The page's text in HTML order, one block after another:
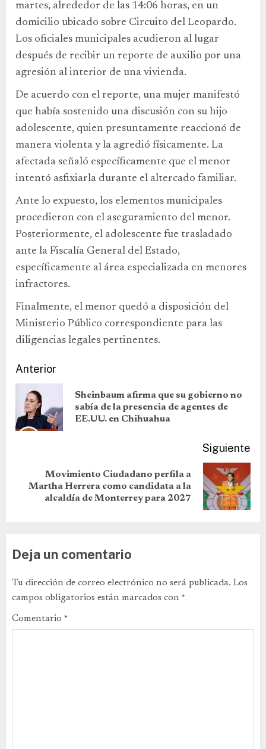
martes, alrededor de las 14:06 horas, en un
domicilio ubicado sobre Circuito del Leopardo.
Los oficiales municipales acudieron al lugar
después de recibir un reporte de auxilio por una
agresión al interior de una vivienda.
De acuerdo con el reporte, una mujer manifestó
que había sostenido una discusión con su hijo
adolescente, quien presuntamente reaccionó de
manera violenta y la agredió físicamente. La
afectada señaló específicamente que el menor
intentó asfixiarla durante el altercado familiar.
Ante lo expuesto, los elementos municipales
procedieron con el aseguramiento del menor.
Posteriormente, el adolescente fue trasladado
ante la Fiscalía General del Estado,
específicamente al área especializada en menores
infractores.
Finalmente, el menor quedó a disposición del
Ministerio Público correspondiente para las
diligencias legales pertinentes.
Anterior
Sheinbaum afirma que su gobierno no
sabía de la presencia de agentes de
EE.UU. en Chihuahua
Siguiente
Movimiento Ciudadano perfila a
Martha Herrera como candidata a la
alcaldía de Monterrey para 2027
Deja un comentario
Tu dirección de correo electrónico no será publicada. Los
campos obligatorios están marcados con *
Comentario *